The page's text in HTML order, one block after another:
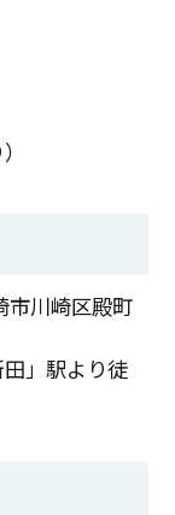
市川崎区殿町
」駅より徒